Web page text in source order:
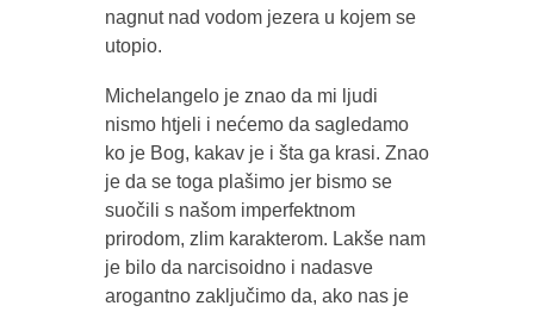
nagnut nad vodom jezera u kojem se
utopio.
Michelangelo je znao da mi ljudi
nismo htjeli i nećemo da sagledamo
ko je Bog, kakav je i šta ga krasi. Znao
je da se toga plašimo jer bismo se
suočili s našom imperfektnom
prirodom, zlim karakterom. Lakše nam
je bilo da narcisoidno i nadasve
arogantno zaključimo da, ako nas je